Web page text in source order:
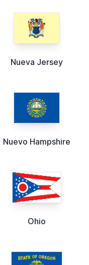
Nueva Jersey
Nuevo Hampshire
Ohio